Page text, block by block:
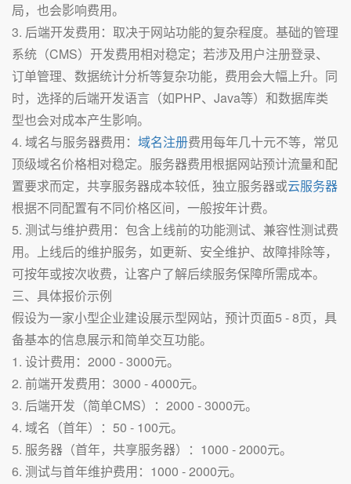
局，也会影响费用。
3. 后端开发费用：取决于网站功能的复杂程度。基础的管理
系统（CMS）开发费用相对稳定；若涉及用户注册登录、
订单管理、数据统计分析等复杂功能，费用会大幅上升。同
时，选择的后端开发语言（如PHP、Java等）和数据库类
型也会对成本产生影响。
4. 域名与服务器费用： 域名注册费用每年几十元不等，常见
顶级域名价格相对稳定。服务器费用根据网站预计流量和配
置要求而定，共享服务器成本较低，独立服务器或云服务器
根据不同配置有不同价格区间，一般按年计费。
5. 测试与维护费用：包含上线前的功能测试、兼容性测试费
用。上线后的维护服务，如更新、安全维护、故障排除等，
可按年或按次收费，让客户了解后续服务保障所需成本。
三、具体报价示例
假设为一家小型企业建设展示型网站，预计页面5 - 8页，具
备基本的信息展示和简单交互功能。
1. 设计费用：2000 - 3000元。
2. 前端开发费用：3000 - 4000元。
3. 后端开发（简单CMS）：2000 - 3000元。
4. 域名（首年）：50 - 100元。
5. 服务器（首年，共享服务器）：1000 - 2000元。
6. 测试与首年维护费用：1000 - 2000元。